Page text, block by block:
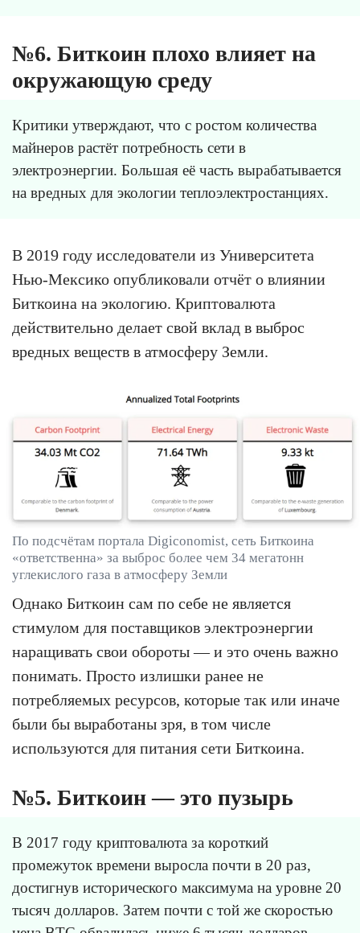
№6. Биткоин плохо влияет на
окружающую среду
Критики утверждают, что с ростом количества
майнеров растёт потребность сети в
электроэнергии. Большая её часть вырабатывается
на вредных для экологии теплоэлектростанциях.
В 2019 году исследователи из Университета
Нью-Мексико опубликовали отчёт о влиянии
Биткоина на экологию. Криптовалюта
действительно делает свой вклад в выброс
вредных веществ в атмосферу Земли.
По подсчётам портала Digiconomist, сеть Биткоина
«ответственна» за выброс более чем 34 мегатонн
углекислого газа в атмосферу Земли
Однако Биткоин сам по себе не является
стимулом для поставщиков электроэнергии
наращивать свои обороты — и это очень важно
понимать. Просто излишки ранее не
потребляемых ресурсов, которые так или иначе
были бы выработаны зря, в том числе
используются для питания сети Биткоина.
№5. Биткоин — это пузырь
В 2017 году криптовалюта за короткий
промежуток времени выросла почти в 20 раз,
достигнув исторического максимума на уровне 20
тысяч долларов. Затем почти с той же скоростью